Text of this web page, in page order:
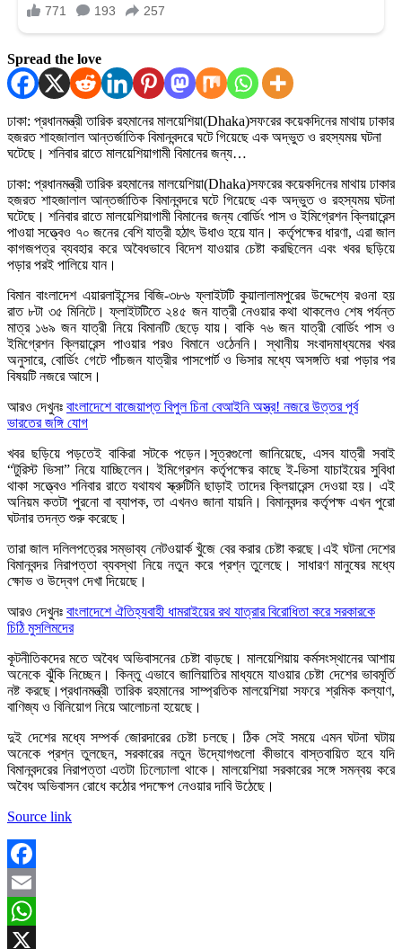
Spread the love
ঢাকা: প্রধানমন্ত্রী তারিক রহমানের মালয়েশিয়া(Dhaka)সফরের কয়েকদিনের মাথায় ঢাকার
হজরত শাহজালাল আন্তর্জাতিক বিমানবন্দরে ঘটে গিয়েছে এক অদ্ভুত ও রহস্যময় ঘটনা
ঘটেছে। শনিবার রাতে মালয়েশিয়াগামী বিমানের জন্য…
ঢাকা: প্রধানমন্ত্রী তারিক রহমানের মালয়েশিয়া(Dhaka)সফরের কয়েকদিনের মাথায় ঢাকার
হজরত শাহজালাল আন্তর্জাতিক বিমানবন্দরে ঘটে গিয়েছে এক অদ্ভুত ও রহস্যময় ঘটনা
ঘটেছে। শনিবার রাতে মালয়েশিয়াগামী বিমানের জন্য বোর্ডিং পাস ও ইমিগ্রেশন ক্লিয়ারেন্স
পাওয়া সত্ত্বেও ৭০ জনের বেশি যাত্রী হঠাৎ উধাও হয়ে যান। কর্তৃপক্ষের ধারণা, এরা জাল
কাগজপত্র ব্যবহার করে অবৈধভাবে বিদেশ যাওয়ার চেষ্টা করছিলেন এবং খবর ছড়িয়ে
পড়ার পরই পালিয়ে যান।
বিমান বাংলাদেশ এয়ারলাইন্সের বিজি-৩৮৬ ফ্লাইটটি কুয়ালালামপুরের উদ্দেশ্যে রওনা হয়
রাত ৮টা ৩৫ মিনিটে। ফ্লাইটটিতে ২৪৫ জন যাত্রী নেওয়ার কথা থাকলেও শেষ পর্যন্ত
মাত্র ১৬৯ জন যাত্রী নিয়ে বিমানটি ছেড়ে যায়। বাকি ৭৬ জন যাত্রী বোর্ডিং পাস ও
ইমিগ্রেশন ক্লিয়ারেন্স পাওয়ার পরও বিমানে ওঠেননি। স্থানীয় সংবাদমাধ্যমের খবর
অনুসারে, বোর্ডিং গেটে পাঁচজন যাত্রীর পাসপোর্ট ও ভিসার মধ্যে অসঙ্গতি ধরা পড়ার পর
বিষয়টি নজরে আসে।
আরও দেখুনঃ বাংলাদেশে বাজেয়াপ্ত বিপুল চিনা বেআইনি অস্ত্র! নজরে উত্তর পূর্ব
ভারতের জঙ্গি যোগ
খবর ছড়িয়ে পড়তেই বাকিরা সটকে পড়েন।সূত্রগুলো জানিয়েছে, এসব যাত্রী সবাই
“টুরিস্ট ভিসা” নিয়ে যাচ্ছিলেন। ইমিগ্রেশন কর্তৃপক্ষের কাছে ই-ভিসা যাচাইয়ের সুবিধা
থাকা সত্ত্বেও শনিবার রাতে যথাযথ স্ক্রুটিনি ছাড়াই তাদের ক্লিয়ারেন্স দেওয়া হয়। এই
অনিয়ম কতটা পুরনো বা ব্যাপক, তা এখনও জানা যায়নি। বিমানবন্দর কর্তৃপক্ষ এখন পুরো
ঘটনার তদন্ত শুরু করেছে।
তারা জাল দলিলপত্রের সম্ভাব্য নেটওয়ার্ক খুঁজে বের করার চেষ্টা করছে।এই ঘটনা দেশের
বিমানবন্দর নিরাপত্তা ব্যবস্থা নিয়ে নতুন করে প্রশ্ন তুলেছে। সাধারণ মানুষের মধ্যে
ক্ষোভ ও উদ্বেগ দেখা দিয়েছে।
আরও দেখুনঃ বাংলাদেশে ঐতিহ্যবাহী ধামরাইয়ের রথ যাত্রার বিরোধিতা করে সরকারকে
চিঠি মুসলিমদের
কূটনীতিকদের মতে অবৈধ অভিবাসনের চেষ্টা বাড়ছে। মালয়েশিয়ায় কর্মসংস্থানের আশায়
অনেকে ঝুঁকি নিচ্ছেন। কিন্তু এভাবে জালিয়াতির মাধ্যমে যাওয়ার চেষ্টা দেশের ভাবমূর্তি
নষ্ট করছে।প্রধানমন্ত্রী তারিক রহমানের সাম্প্রতিক মালয়েশিয়া সফরে শ্রমিক কল্যাণ,
বাণিজ্য ও বিনিয়োগ নিয়ে আলোচনা হয়েছে।
দুই দেশের মধ্যে সম্পর্ক জোরদারের চেষ্টা চলছে। ঠিক সেই সময়ে এমন ঘটনা ঘটায়
অনেকে প্রশ্ন তুলছেন, সরকারের নতুন উদ্যোগগুলো কীভাবে বাস্তবায়িত হবে যদি
বিমানবন্দরের নিরাপত্তা এতটা ঢিলেঢালা থাকে। মালয়েশিয়া সরকারের সঙ্গে সমন্বয় করে
অবৈধ অভিবাসন রোধে কঠোর পদক্ষেপ নেওয়ার দাবি উঠেছে।
Source link
Facebook
Email
WhatsApp